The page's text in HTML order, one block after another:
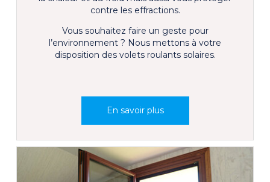
contre les effractions.
Vous souhaitez faire un geste pour
l’environnement ? Nous mettons à votre
disposition des volets roulants solaires.